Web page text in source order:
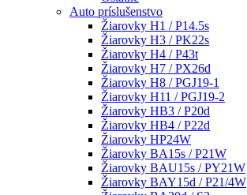
Auto príslušenstvo
Žiarovky H1 / P14.5s
Žiarovky H3 / PK22s
Žiarovky H4 / P43t
Žiarovky H7 / PX26d
Žiarovky H8 / PGJ19-1
Žiarovky H11 / PGJ19-2
Žiarovky HB3 / P20d
Žiarovky HB4 / P22d
Žiarovky HP24W
Žiarovky BA15s / P21W
Žiarovky BAU15s / PY21W
Žiarovky BAY15d / P21/4W